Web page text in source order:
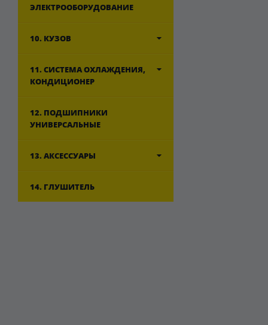
ЭЛЕКТРООБОРУДОВАНИЕ
10. КУЗОВ
11. СИСТЕМА ОХЛАЖДЕНИЯ,
КОНДИЦИОНЕР
12. ПОДШИПНИКИ
УНИВЕРСАЛЬНЫЕ
13. АКСЕССУАРЫ
14. ГЛУШИТЕЛЬ